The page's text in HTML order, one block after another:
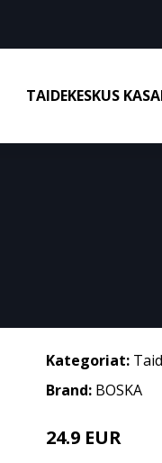
TAIDEKESKUS
Kategoriat:
Brand: BOSKA
24.9 EUR